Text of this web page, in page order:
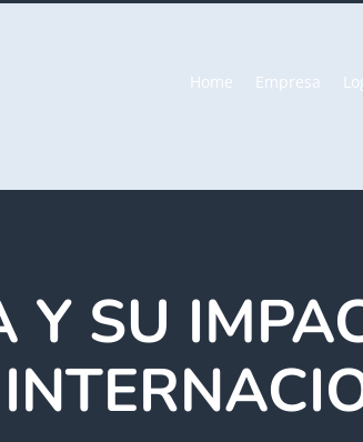
Home Empresa
Y SU